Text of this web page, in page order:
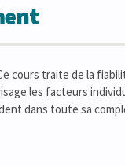
cours traite de la
les facteurs
dans toute sa